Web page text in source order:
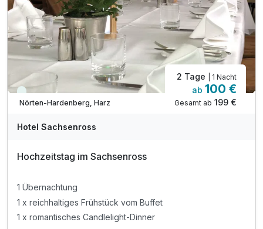
Familienzeit o. Zeit zu zweit- alles ist möglich!
Viele Termine frei
Nörten-Hardenberg, Harz
2 Tage | 1 Nacht
ab 100 €
Gesamt ab 199 €
Hotel Sachsenross
Hochzeitstag im Sachsenross
1 Übernachtung
1 x reichhaltiges Frühstück vom Buffet
1 x romantisches Candlelight-Dinner